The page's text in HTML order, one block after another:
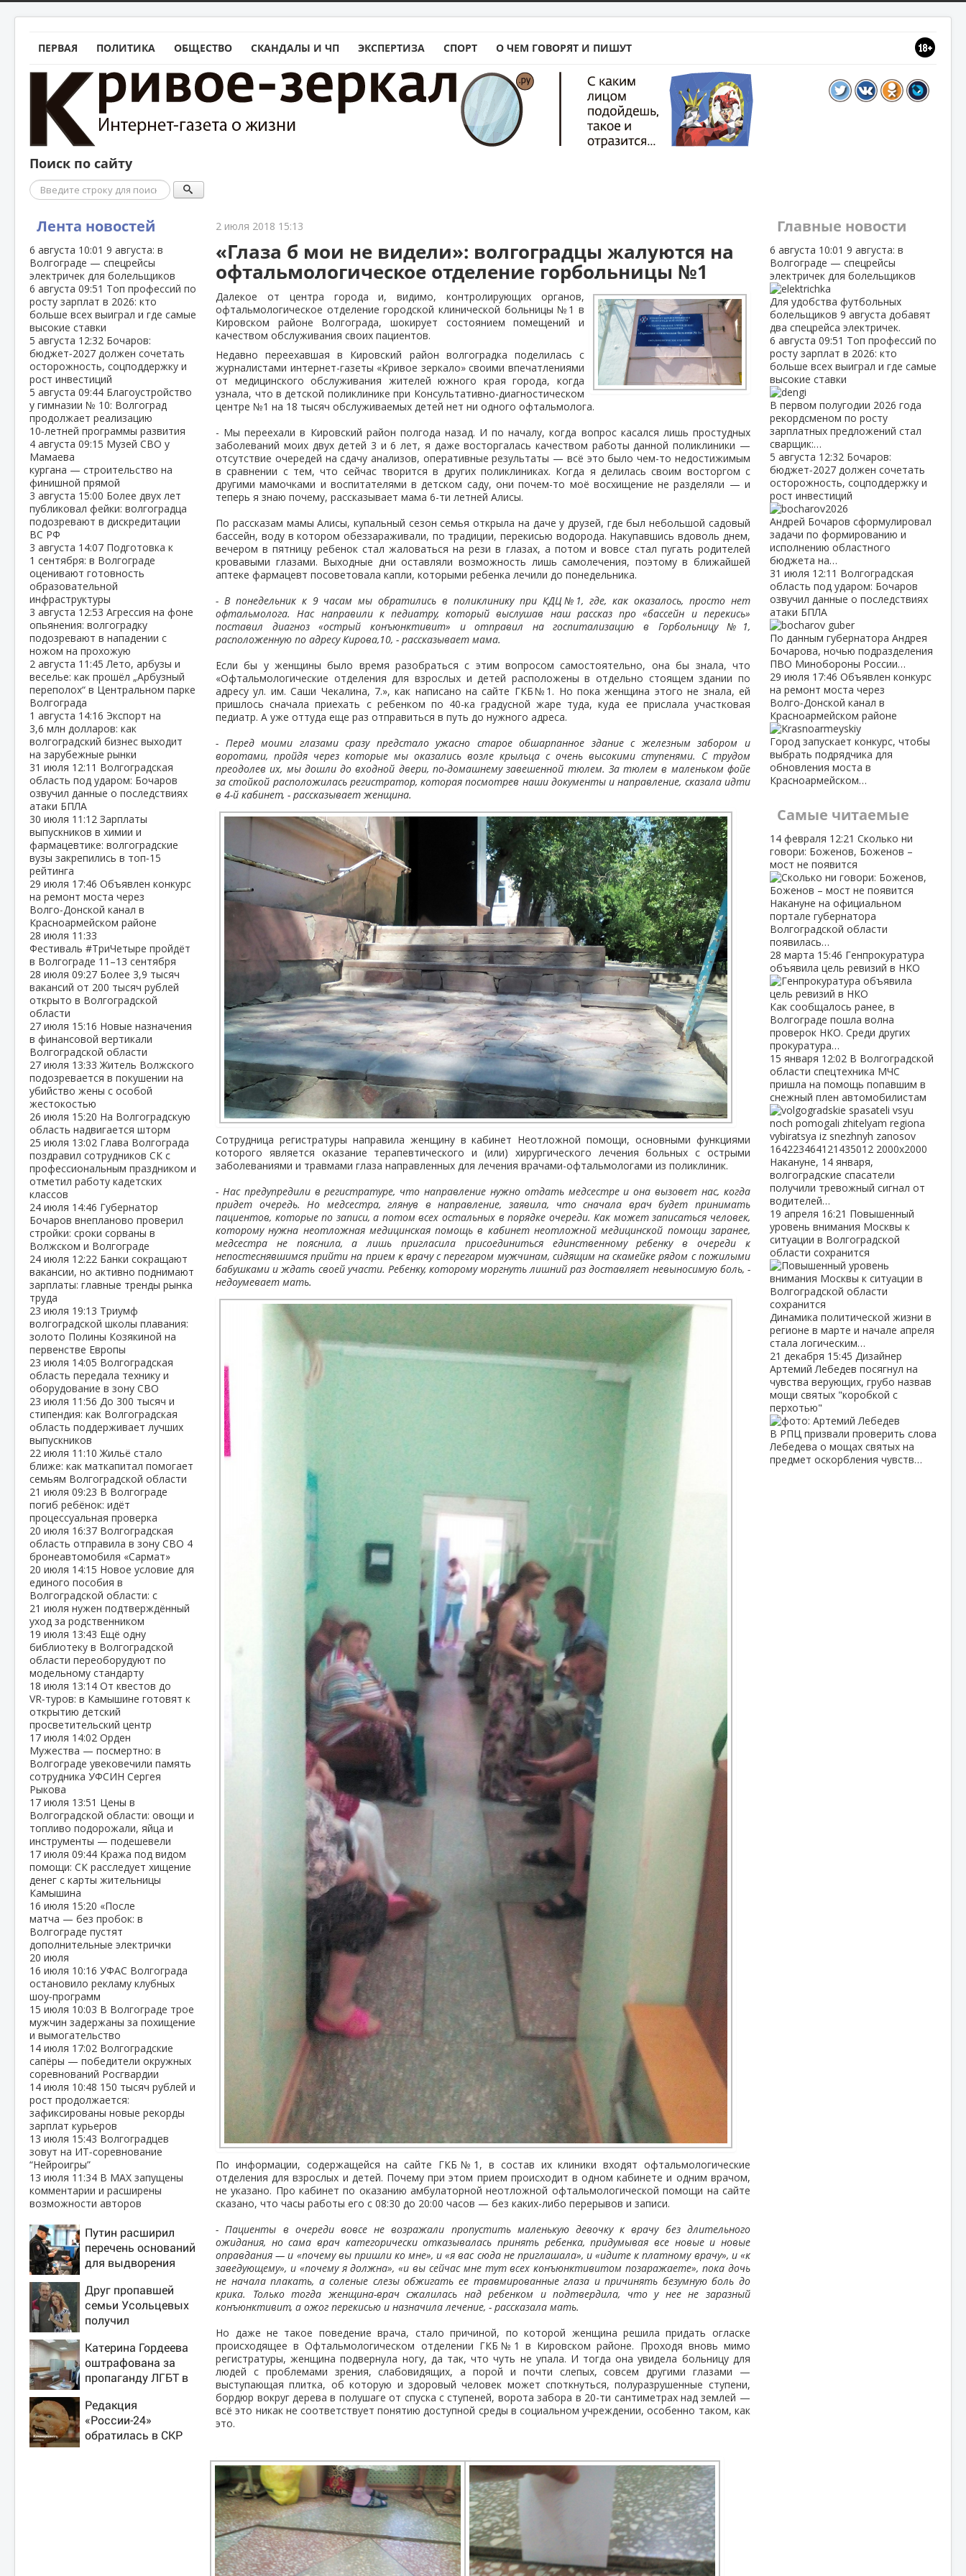
ПЕРВАЯ ПОЛИТИКА ОБЩЕСТВО СКАНДАЛЫ И ЧП ЭКСПЕРТИЗА СПОРТ О ЧЕМ ГОВОРЯТ И ПИШУТ
Поиск по сайту
Поиск
Лента новостей
6 августа 10:01 9 августа: в
Волгограде — спецрейсы
электричек для болельщиков
6 августа 09:51 Топ профессий по
росту зарплат в 2026: кто
больше всех выиграл и где самые
высокие ставки
5 августа 12:32 Бочаров:
бюджет‑2027 должен сочетать
осторожность, соцподдержку и
рост инвестиций
5 августа 09:44 Благоустройство
у гимназии № 10: Волгоград
продолжает реализацию
10‑летней программы развития
4 августа 09:15 Музей СВО у
Мамаева
кургана — строительство на
финишной прямой
3 августа 15:00 Более двух лет
публиковал фейки: волгоградца
подозревают в дискредитации
ВС РФ
3 августа 14:07 Подготовка к
1 сентября: в Волгограде
оценивают готовность
образовательной
инфраструктуры
3 августа 12:53 Агрессия на фоне
опьянения: волгоградку
подозревают в нападении с
ножом на прохожую
2 августа 11:45Лето, арбузы и
веселье: как прошёл „Арбузный
переполох“ в Центральном парке
Волгограда
1 августа 14:16 Экспорт на
3,6 млн долларов: как
волгоградский бизнес выходит
на зарубежные рынки
31 июля 12:11 Волгоградская
область под ударом: Бочаров
озвучил данные о последствиях
атаки БПЛА
30 июля 11:12 Зарплаты
выпускников в химии и
фармацевтике: волгоградские
вузы закрепились в топ‑15
рейтинга
29 июля 17:46 Объявлен конкурс
на ремонт моста через
Волго‑Донской канал в
Красноармейском районе
28 июля 11:33
Фестиваль #ТриЧетыре пройдёт
в Волгограде 11–13 сентября
28 июля 09:27 Более 3,9 тысяч
вакансий от 200 тысяч рублей
открыто в Волгоградской
области
27 июля 15:16 Новые назначения
в финансовой вертикали
Волгоградской области
27 июля 13:33Житель Волжского
подозревается в покушении на
убийство жены с особой
жестокостью
26 июля 15:20 На Волгоградскую
область надвигается шторм
25 июля 13:02 Глава Волгограда
поздравил сотрудников СК с
профессиональным праздником и
отметил работу кадетских
классов
24 июля 14:46 Губернатор
Бочаров внепланово проверил
стройки: сроки сорваны в
Волжском и Волгограде
24 июля 12:22 Банки сокращают
вакансии, но активно поднимают
зарплаты: главные тренды рынка
труда
23 июля 19:13 Триумф
волгоградской школы плавания:
золото Полины Козякиной на
первенстве Европы
23 июля 14:05 Волгоградская
область передала технику и
оборудование в зону СВО
23 июля 11:56 До 300 тысяч и
стипендия: как Волгоградская
область поддерживает лучших
выпускников
22 июля 11:10Жильё стало
ближе: как маткапитал помогает
семьям Волгоградской области
21 июля 09:23 В Волгограде
погиб ребёнок: идёт
процессуальная проверка
20 июля 16:37 Волгоградская
область отправила в зону СВО 4
бронеавтомобиля «Сармат»
20 июля 14:15 Новое условие для
единого пособия в
Волгоградской области: с
21 июля нужен подтверждённый
уход за родственником
19 июля 13:43 Ещё одну
библиотеку в Волгоградской
области переоборудуют по
модельному стандарту
18 июля 13:14 От квестов до
VR‑туров: в Камышине готовят к
открытию детский
просветительский центр
17 июля 14:02 Орден
Мужества — посмертно: в
Волгограде увековечили память
сотрудника УФСИН Сергея
Рыкова
17 июля 13:51 Цены в
Волгоградской области: овощи и
топливо подорожали, яйца и
инструменты — подешевели
17 июля 09:44 Кража под видом
помощи: СК расследует хищение
денег с карты жительницы
Камышина
16 июля 15:20 «После
матча — без пробок: в
Волгограде пустят
дополнительные электрички
20 июля
16 июля 10:16 УФАС Волгограда
остановило рекламу клубных
шоу‑программ
15 июля 10:03 В Волгограде трое
мужчин задержаны за похищение
и вымогательство
14 июля 17:02 Волгоградские
сапёры — победители окружных
соревнований Росгвардии
14 июля 10:48 150 тысяч рублей и
рост продолжается:
зафиксированы новые рекорды
зарплат курьеров
13 июля 15:43 Волгоградцев
зовут на ИТ‑соревнование
“Нейроигры”
13 июля 11:34 В МАХ запущены
комментарии и расширены
возможности авторов
Путин расширил
перечень оснований
для выдворения
Друг пропавшей
семьи Усольцевых
получил
них
Катерина Гордеева
оштрафована за
пропаганду ЛГБТ в
на Вести.ru
Редакция
«России-24»
обратилась в СКР
2 июля 2018 15:13
«Глаза б мои не видели»: волгоградцы жалуются на
офтальмологическое отделение горбольницы №1
Далекое от центра города и, видимо, контролирующих органов,
офтальмологическое отделение городской клинической больницы №1 в
Кировском районе Волгограда, шокирует состоянием помещений и
качеством обслуживания своих пациентов.
Недавно переехавшая в Кировский район волгоградка поделилась с
журналистами интернет-газеты «Кривое зеркало» своими впечатлениями
от медицинского обслуживания жителей южного края города, когда
узнала, что в детской поликлинике при Консультативно-диагностическом
центре №1 на 18 тысяч обслуживаемых детей нет ни одного офтальмолога.
- Мы переехали в Кировский район полгода назад. И по началу, когда вопрос касался лишь простудных
заболеваний моих двух детей 3 и 6 лет, я даже восторгалась качеством работы данной поликлиники —
отсутствие очередей на сдачу анализов, оперативные результаты — всё это было чем-то недостижимым
в сравнении с тем, что сейчас творится в других поликлиниках. Когда я делилась своим восторгом с
другими мамочками и воспитателями в детском саду, они почем-то моё восхищение не разделяли — и
теперь я знаю почему, рассказывает мама 6-ти летней Алисы.
По рассказам мамы Алисы, купальный сезон семья открыла на даче у друзей, где был небольшой садовый
бассейн, воду в котором обеззараживали, по традиции, перекисью водорода. Накупавшись вдоволь днем,
вечером в пятницу ребенок стал жаловаться на рези в глазах, а потом и вовсе стал пугать родителей
кровавыми глазами. Выходные дни оставляли возможность лишь самолечения, поэтому в ближайшей
аптеке фармацевт посоветовала капли, которыми ребенка лечили до понедельника.
- В понедельник к 9 часам мы обратились в поликлинику при КДЦ№1, где, как оказалось, просто нет
офтальмолога. Нас направили к педиатру, который выслушав наш рассказ про «бассейн и перекись»
поставил диагноз «острый конъюнктивит» и отправил на госпитализацию в Горбольницу №1,
расположенную по адресу Кирова,10, - рассказывает мама.
Если бы у женщины было время разобраться с этим вопросом самостоятельно, она бы знала, что
«Офтальмологические отделения для взрослых и детей расположены в отдельно стоящем здании по
адресу ул. им. Саши Чекалина, 7.», как написано на сайте ГКБ№1. Но пока женщина этого не знала, ей
пришлось сначала приехать с ребенком по 40-ка градусной жаре туда, куда ее прислала участковая
педиатр. А уже оттуда еще раз отправиться в путь до нужного адреса.
- Перед моими глазами сразу предстало ужасно старое обшарпанное здание с железным забором и
воротами, пройдя через которые мы оказались возле крыльца с очень высокими ступенями. С трудом
преодолев их, мы дошли до входной двери, по-домашнему завешенной тюлем. За тюлем в маленьком фойе
за стойкой расположилась регистратор, которая посмотрев наши документы и направление, сказала идти
в 4-й кабинет, - рассказывает женщина.
Сотрудница регистратуры направила женщину в кабинет Неотложной помощи, основными функциями
которого является оказание терапевтического и (или) хирургического лечения больных с острыми
заболеваниями и травмами глаза направленных для лечения врачами-офтальмологами из поликлиник.
- Нас предупредили в регистратуре, что направление нужно отдать медсестре и она вызовет нас, когда
придет очередь. Но медсестра, глянув в направление, заявила, что сначала врач будет принимать
пациентов, которые по записи, а потом всех остальных в порядке очереди. Как может записаться человек,
которому нужна неотложная медицинская помощь в кабинет неотложной медицинской помощи заранее,
медсестра не пояснила, а лишь пригласила присоединиться единственному ребенку в очереди к
непостеснявшимся прийти на прием к врачу с перегаром мужчинам, сидящим на скамейке рядом с пожилыми
бабушками и ждать своей участи. Ребенку, которому моргнуть лишний раз доставляет невыносимую боль, -
недоумевает мать.
По информации, содержащейся на сайте ГКБ№1, в состав их клиники входят офтальмологические
отделения для взрослых и детей. Почему при этом прием происходит в одном кабинете и одним врачом,
не указано. Про кабинет по оказанию амбулаторной неотложной офтальмологической помощи на сайте
сказано, что часы работы его с 08:30 до 20:00 часов — без каких-либо перерывов и записи.
- Пациенты в очереди вовсе не возражали пропустить маленькую девочку к врачу без длительного
ожидания, но сама врач категорически отказывалась принять ребенка, придумывая все новые и новые
оправдания — и «почему вы пришли ко мне», и «я вас сюда не приглашала», и «идите к платному врачу», и «к
заведующему», и «почему я должна», «и вы сейчас мне тут всех конъюнктивитом позаражаете», пока дочь
не начала плакать, а соленые слезы обжигать ее травмированные глаза и причинять безумную боль до
крика. Только тогда женщина-врач сжалилась над ребенком и подтвердила, что у нее не заразный
конъюнктивит, а ожог перекисью и назначила лечение, - рассказала мать.
Но даже не такое поведение врача, стало причиной, по которой женщина решила придать огласке
происходящее в Офтальмологическом отделении ГКБ№1 в Кировском районе. Проходя вновь мимо
регистратуры, женщина подвернула ногу, да так, что чуть не упала. И тогда она увидела больницу для
людей с проблемами зрения, слабовидящих, а порой и почти слепых, совсем другими глазами —
выступающая плитка, об которую и здоровый человек может споткнуться, полуразрушенные ступени,
бордюр вокруг дерева в полушаге от спуска с ступеней, ворота забора в 20-ти сантиметрах над землей —
всё это никак не соответствует понятию доступной среды в социальном учреждении, особенно таком, как
это.
Главные новости
6 августа 10:01 9 августа: в
Волгограде — спецрейсы
электричек для болельщиков
Для удобства футбольных
болельщиков 9 августа добавят
два спецрейса электричек.
6 августа 09:51 Топ профессий по
росту зарплат в 2026: кто
больше всех выиграл и где самые
высокие ставки
В первом полугодии 2026 года
рекордсменом по росту
зарплатных предложений стал
сварщик:…
5 августа 12:32 Бочаров:
бюджет‑2027 должен сочетать
осторожность, соцподдержку и
рост инвестиций
Андрей Бочаров сформулировал
задачи по формированию и
исполнению областного
бюджета на…
31 июля 12:11 Волгоградская
область под ударом: Бочаров
озвучил данные о последствиях
атаки БПЛА
По данным губернатора Андрея
Бочарова, ночью подразделения
ПВО Минобороны России…
29 июля 17:46 Объявлен конкурс
на ремонт моста через
Волго‑Донской канал в
Красноармейском районе
Город запускает конкурс, чтобы
выбрать подрядчика для
обновления моста в
Красноармейском…
Самые читаемые
14 февраля 12:21 Сколько ни
говори: Боженов, Боженов –
мост не появится
Накануне на официальном
портале губернатора
Волгоградской области
появилась…
28 марта 15:46 Генпрокуратура
объявила цель ревизий в НКО
Как сообщалось ранее, в
Волгограде пошла волна
проверок НКО. Среди других
прокуратура…
15 января 12:02 В Волгоградской
области спецтехника МЧС
пришла на помощь попавшим в
снежный плен автомобилистам
Накануне, 14 января,
волгоградские спасатели
получили тревожный сигнал от
водителей…
19 апреля 16:21 Повышенный
уровень внимания Москвы к
ситуации в Волгоградской
области сохранится
Динамика политической жизни в
регионе в марте и начале апреля
стала логическим…
21 декабря 15:45 Дизайнер
Артемий Лебедев посягнул на
чувства верующих, грубо назвав
мощи святых "коробкой с
перхотью"
В РПЦ призвали проверить слова
Лебедева о мощах святых на
предмет оскорбления чувств…